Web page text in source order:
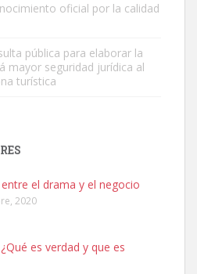
oficial por la calidad
pública para elaborar la
mayor seguridad jurídica al
turística
el drama y el negocio
2020
es verdad y que es